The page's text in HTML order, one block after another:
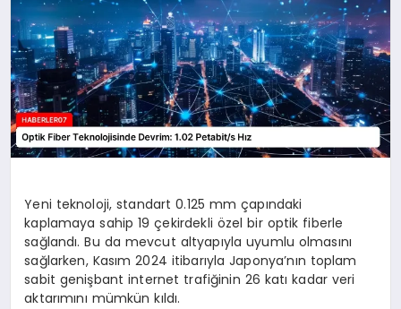
DIĞER
Yeni teknoloji, standart 0.125 mm çapındaki
kaplamaya sahip 19 çekirdekli özel bir optik fiberle
sağlandı. Bu da mevcut altyapıyla uyumlu olmasını
sağlarken, Kasım 2024 itibarıyla Japonya’nın toplam
sabit genişbant internet trafiğinin 26 katı kadar veri
aktarımını mümkün kıldı.